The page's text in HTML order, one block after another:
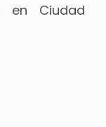
en Ciudad